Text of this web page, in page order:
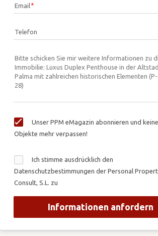
Email
Telefon
Unser PPM eMagazin abonnieren und
Objekte mehr verpassen!
Ich stimme ausdrücklich den
Datenschutzbestimmungen der Personal
Consult, S.L. zu
Informationen anfordern